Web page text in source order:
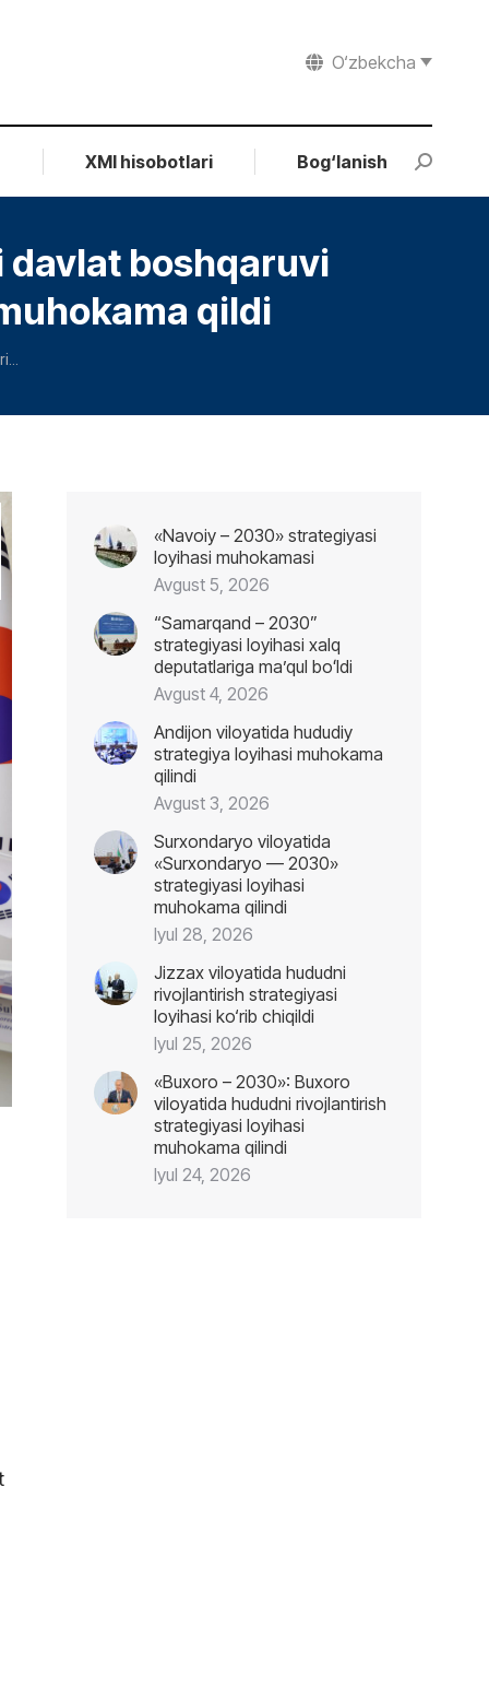
O‘zbekcha
XMI hisobotlari Bog‘lanish Search:
davlat boshqaruvi
qildi
«Navoiy – 2030» strategiyasi
loyihasi muhokamasi
Avgust 5, 2026
“Samarqand – 2030”
strategiyasi loyihasi xalq
deputatlariga maʼqul boʻldi
Avgust 4, 2026
Andijon viloyatida hududiy
strategiya loyihasi muhokama
qilindi
Avgust 3, 2026
Surxondaryo viloyatida
«Surxondaryo — 2030»
strategiyasi loyihasi
muhokama qilindi
Iyul 28, 2026
Jizzax viloyatida hududni
rivojlantirish strategiyasi
loyihasi ko‘rib chiqildi
Iyul 25, 2026
«Buxoro – 2030»: Buxoro
viloyatida hududni rivojlantirish
strategiyasi loyihasi
muhokama qilindi
Iyul 24, 2026